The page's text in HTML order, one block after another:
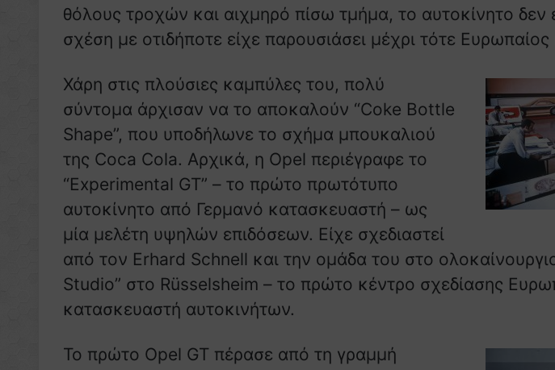
θόλους τροχών και αιχμηρό πίσω τμήμα, το αυτοκίνητο δεν
σχέση με οτιδήποτε είχε παρουσιάσει μέχρι τότε
Χάρη στις πλούσιες καμπύλες του, πολύ
σύντομα άρχισαν να το αποκαλούν “Coke Bottle
Shape”, που υποδήλωνε το σχήμα μπουκαλιού
της Coca Cola. Αρχικά, η Opel περιέγραφε το
“Experimental GT” – το πρώτο πρωτότυπο
αυτοκίνητο από Γερμανό κατασκευαστή – ως
μία μελέτη υψηλών επιδόσεων. Είχε σχεδιαστεί
από τον Erhard Schnell και την ομάδα του στο
Studio” στο Rüsselsheim – το πρώτο κέντρο σχεδίασης
κατασκευαστή αυτοκινήτων.
Το πρώτο Opel GT πέρασε από τη γραμμή